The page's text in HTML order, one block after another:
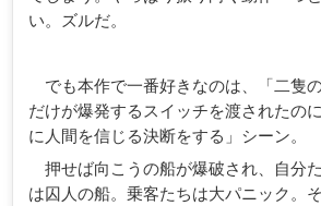
い。ズルだ。
でも本作で一番好きなのは、「二隻
だけが爆発するスイッチを渡されたの
に人間を信じる決断をする」シーン。
押せば向こうの船が爆破され、自分
は囚人の船。乗客たちは大パニック。